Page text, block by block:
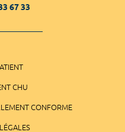
67 33
CHU
CONFORME